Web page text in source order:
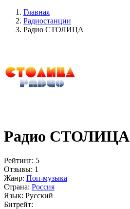
Главная
Радиостанции
Радио СТОЛИЦА
Радио СТОЛИЦА
Рейтинг: 5
Отзывы: 1
Жанр: Поп-музыка
Страна: Россия
Язык: Русский
Битрейт: